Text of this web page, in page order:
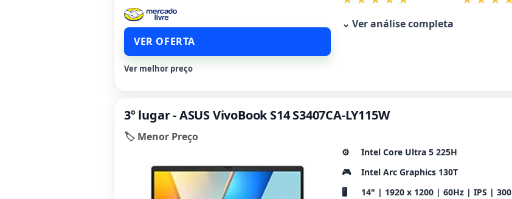
VER OFERTA
Ver melhor preço
⌄ Ver análise completa
3º lugar - ASUS VivoBook S14 S3407CA-LY115W
🏷️ Menor Preço
⚙️ Intel Core Ultra 5 225H
🎮
Intel Arc Graphics 130T
🖥️
14" | 1920 x 1200 | 60Hz | IPS | 300